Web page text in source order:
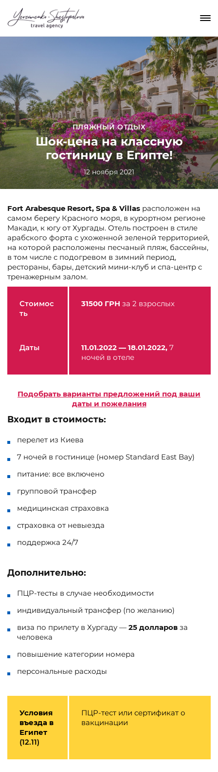
ПЛЯЖНЫЙ ОТДЫХ
Шок-цена на классную
гостиницу в Египте!
12 ноября 2021
Fort Arabesque Resort, Spa & Villas расположен на
самом берегу Красного моря, в курортном регионе
Макади, к югу от Хургады. Отель построен в стиле
арабского форта с ухоженной зеленой территорией,
на которой расположены песчаный пляж, бассейны,
в том числе с подогревом в зимний период,
рестораны, бары, детский мини-клуб и спа-центр с
тренажерным залом.
Стоимос
ть
31500 ГРН за 2 взрослых
Даты 11.01.2022 — 18.01.2022, 7
ночей в отеле
Подобрать варианты предложений под ваши
даты и пожелания
Входит в стоимость:
перелет из Киева
7 ночей в гостинице (номер Standard East Bay)
питание: все включено
групповой трансфер
медицинская страховка
страховка от невыезда
поддержка 24/7
Дополнительно:
ПЦР-тесты в случае необходимости
индивидуальный трансфер (по желанию)
виза по прилету в Хургаду — 25 долларов за
человека
повышение категории номера
персональные расходы
Условия
въезда в
Египет
(12.11)
ПЦР-тест или сертификат о
вакцинации